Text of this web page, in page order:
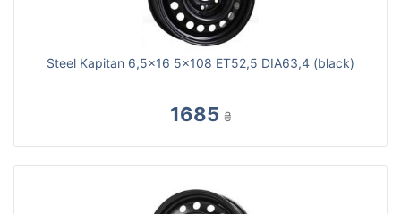
Steel Kapitan 6,5x16 5x108 ET52,5 DIA63,4 (black)
1685 ₴